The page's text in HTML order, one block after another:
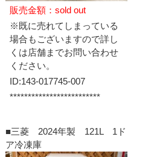
販売金額：sold out
※既に売れてしまっている
場合もございますので詳し
くは店舗までお問い合わせ
ください。
ID:143-017745-007
*************************
■三菱 2024年製 121L 1ド
ア冷凍庫